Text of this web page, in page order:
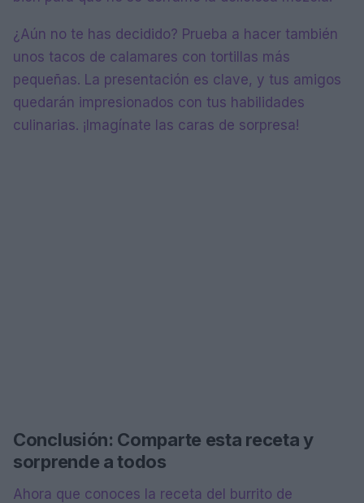
¿Aún no te has decidido? Prueba a hacer también
unos tacos de calamares con tortillas más
pequeñas. La presentación es clave, y tus amigos
quedarán impresionados con tus habilidades
culinarias. ¡Imagínate las caras de sorpresa!
Conclusión: Comparte esta receta y
sorprende a todos
Ahora que conoces la receta del burrito de